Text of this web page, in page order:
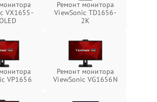
VX1655-
Ремонт монитора
ViewSonic TD1656-
2K
VP1656
Ремонт монитора
ViewSonic VG1656N